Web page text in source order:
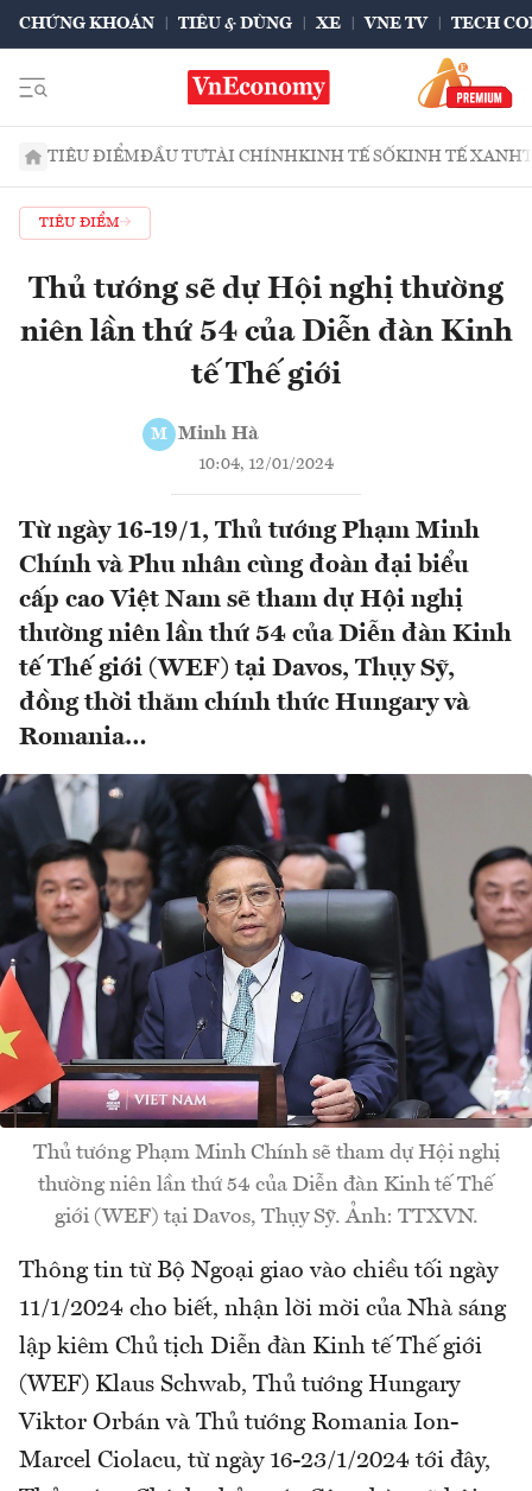
CHỨNG KHOÁN TIÊU & DÙNG XE VNE TV TECH
TIÊU ĐIỂMĐẦU TƯTÀI CHÍNHKINH TẾ SỐKINH TẾ XANH
TIÊU ĐIỂM
Thủ tướng sẽ dự Hội nghị thường
niên lần thứ 54 của Diễn đàn Kinh
tế Thế giới
M Minh Hà
10:04, 12/01/2024
Từ ngày 16-19/1, Thủ tướng Phạm Minh
Chính và Phu nhân cùng đoàn đại biểu
cấp cao Việt Nam sẽ tham dự Hội nghị
thường niên lần thứ 54 của Diễn đàn Kinh
tế Thế giới (WEF) tại Davos, Thụy Sỹ,
đồng thời thăm chính thức Hungary và
Romania…
Thủ tướng Phạm Minh Chính sẽ tham dự Hội nghị
thường niên lần thứ 54 của Diễn đàn Kinh tế Thế
giới (WEF) tại Davos, Thụy Sỹ. Ảnh: TTXVN.
Thông tin từ Bộ Ngoại giao vào chiều tối ngày
11/1/2024 cho biết, nhận lời mời của Nhà sáng
lập kiêm Chủ tịch Diễn đàn Kinh tế Thế giới
(WEF) Klaus Schwab, Thủ tướng Hungary
Viktor Orbán và Thủ tướng Romania Ion-
Marcel Ciolacu, từ ngày 16-23/1/2024 tới đây,